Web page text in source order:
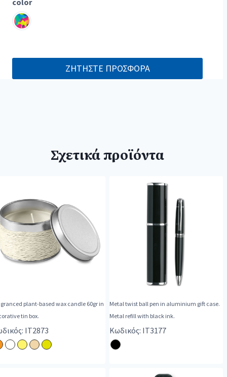
color
ΖΗΤΗΣΤΕ ΠΡΟΣΦΟΡΑ
Σχετικά προϊόντα
plant-based wax candle 60gr in
tin box.
IT2873
Metal twist ball pen in aluminium gift case.
Metal refill with black ink.
Κωδικός: IT3177